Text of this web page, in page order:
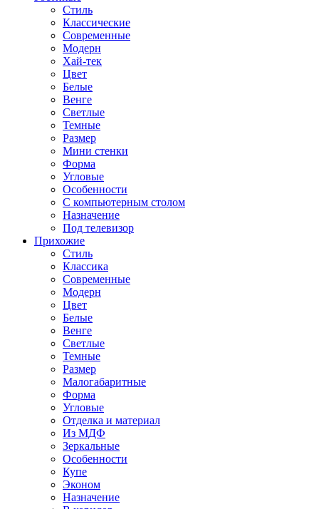
Стиль
Классические
Современные
Модерн
Хай-тек
Цвет
Белые
Венге
Светлые
Темные
Размер
Мини стенки
Форма
Угловые
Особенности
С компьютерным столом
Назначение
Под телевизор
Прихожие
Стиль
Классика
Современные
Модерн
Цвет
Белые
Венге
Светлые
Темные
Размер
Малогабаритные
Форма
Угловые
Отделка и материал
Из МДФ
Зеркальные
Особенности
Купе
Эконом
Назначение